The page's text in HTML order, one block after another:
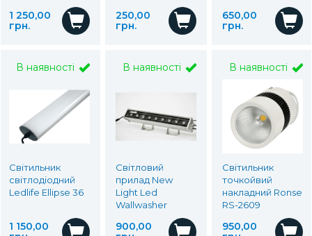
1 250,00
грн.
250,00
грн.
650,00
грн.
В наявності
Світильник
світлодіодний
Ledlife Ellipse 36
1 150,00
В наявності
Світловий
прилад New
Light Led
Wallwasher
900,00
В наявності
Світильник
точкойвий
накладний Ronse
RS-2609
950,00